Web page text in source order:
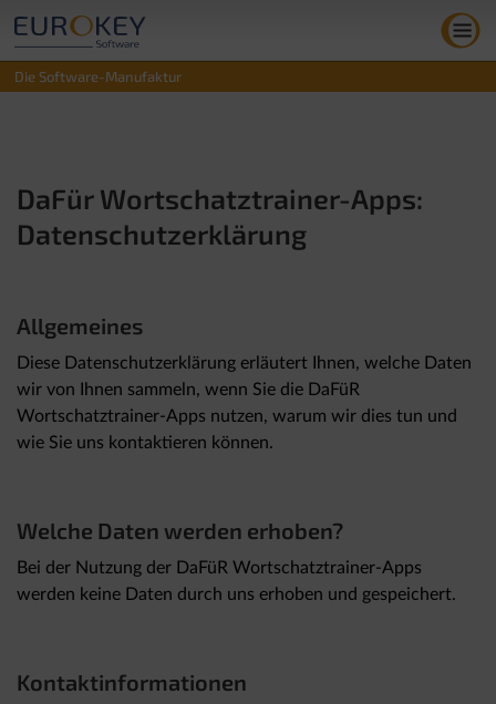
Inhalt
springen
Die Software-Manufaktur
DaFür Wortschatztrainer-Apps:
Datenschutzerklärung
Allgemeines
Diese Datenschutzerklärung erläutert Ihnen, welche Daten
wir von Ihnen sammeln, wenn Sie die DaFüR
Wortschatztrainer-Apps nutzen, warum wir dies tun und
wie Sie uns kontaktieren können.
Welche Daten werden erhoben?
Bei der Nutzung der DaFüR Wortschatztrainer-Apps
werden keine Daten durch uns erhoben und gespeichert.
Kontaktinformationen